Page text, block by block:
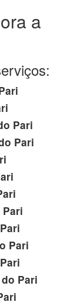
a
Pari
Pari
Pari
Pari